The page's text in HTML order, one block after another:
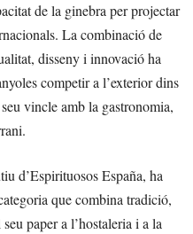
de la ginebra per projectar
La combinació de
disseny i innovació ha
competir a l’exterior dins
vincle amb la gastronomia,
d’Espirituosos España, ha
que combina tradició,
paper a l’hostaleria i a la